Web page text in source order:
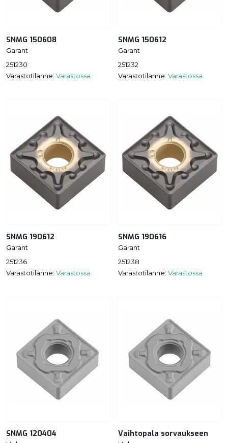
SNMG 150608
Garant
251230
Varastotilanne: Varastossa
SNMG 150612
Garant
251232
Varastotilanne: Varastossa
SNMG 190612
Garant
251236
Varastotilanne: Varastossa
SNMG 190616
Garant
251238
Varastotilanne: Varastossa
SNMG 120404 Vaihtopala sorvaukseen